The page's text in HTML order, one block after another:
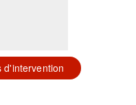
d'intervention